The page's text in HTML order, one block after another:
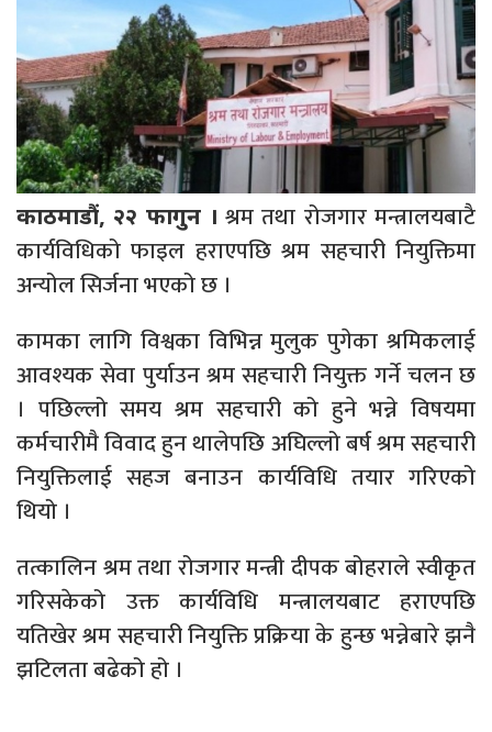
काठमाडौं, २२ फागुन । श्रम तथा रोजगार मन्त्रालयबाटै
कार्यविधिको फाइल हराएपछि श्रम सहचारी नियुक्तिमा
अन्योल सिर्जना भएको छ ।
कामका लागि विश्वका विभिन्न मुलुक पुगेका श्रमिकलाई
आवश्यक सेवा पुर्याउन श्रम सहचारी नियुक्त गर्ने चलन छ
। पछिल्लो समय श्रम सहचारी को हुने भन्ने विषयमा
कर्मचारीमै विवाद हुन थालेपछि अघिल्लो बर्ष श्रम सहचारी
नियुक्तिलाई सहज बनाउन कार्यविधि तयार गरिएको
थियो ।
तत्कालिन श्रम तथा रोजगार मन्त्री दीपक बोहराले स्वीकृत
गरिसकेको उक्त कार्यविधि मन्त्रालयबाट हराएपछि
यतिखेर श्रम सहचारी नियुक्ति प्रक्रिया के हुन्छ भन्नेबारे झनै
झटिलता बढेको हो ।